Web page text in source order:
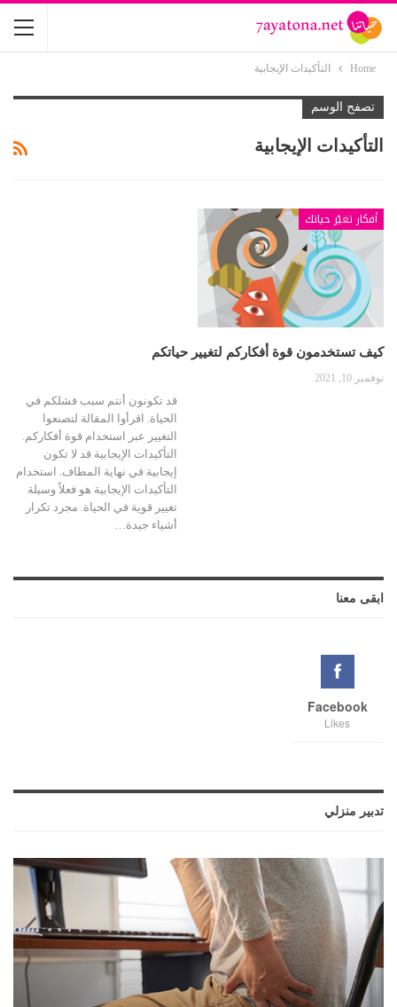
Home التأكيدات الإيجابية
تصفح الوسم
التأكيدات الإيجابية
أفكار تغيّر حياتك
كيف تستخدمون قوة أفكاركم لتغيير حياتكم
نوفمبر 10, 2021
قد تكونون أنتم سبب فشلكم في
الحياة. اقرأوا المقالة لتصنعوا
التغيير عبر استخدام قوة أفكاركم.
التأكيدات الإيجابية قد لا تكون
إيجابية في نهاية المطاف. استخدام
التأكيدات الإيجابية هو فعلاً وسيلة
تغيير قوية في الحياة. مجرد تكرار
أشياء جيدة…
ابقى معنا
Facebook
Likes
تدبير منزلي